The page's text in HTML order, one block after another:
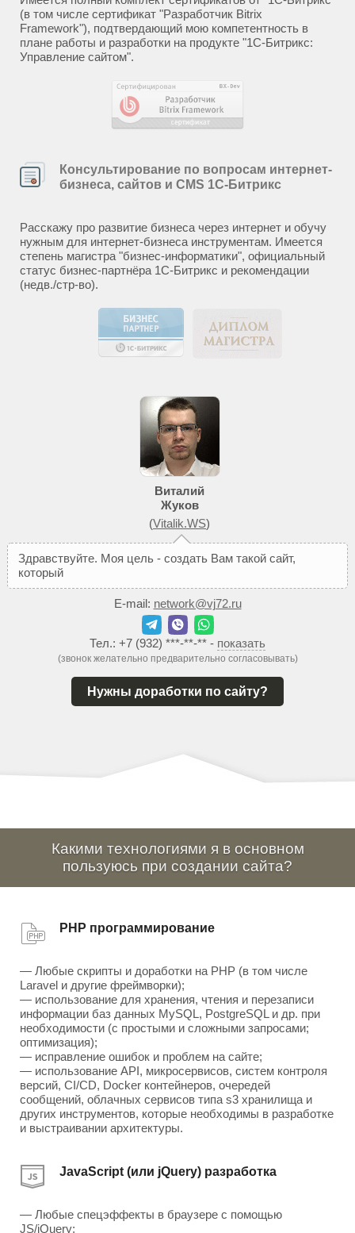
(в том числе сертификат "Разработчик Bitrix
Framework"), подтвердающий мою компетентность в
плане работы и разработки на продукте "1С-Битрикс:
Управление сайтом".
Консультирование по вопросам интернет-
бизнеса, сайтов и CMS 1С-Битрикс
Расскажу про развитие бизнеса через интернет и обучу
нужным для интернет-бизнеса инструментам. Имеется
степень магистра "бизнес-информатики", официальный
статус бизнес-партнёра 1С-Битрикс и рекомендации
(недв./стр-во).
Виталий
Жуков
(Vitalik.WS)
Здравствуйте. Моя цель - создать Вам такой сайт,
который
E-mail: network@vj72.ru
Тел.: +7 (932) ***-**-** - показать
(звонок желательно предварительно согласовывать)
Нужны доработки по сайту?
Какими технологиями я в основном
пользуюсь при создании сайта?
PHP программирование
— Любые скрипты и доработки на PHP (в том числе
Laravel и другие фреймворки);
— использование для хранения, чтения и перезаписи
информации баз данных MySQL, PostgreSQL и др. при
необходимости (с простыми и сложными запросами;
оптимизация);
— исправление ошибок и проблем на сайте;
— использование API, микросервисов, систем контроля
версий, CI/CD, Docker контейнеров, очередей
сообщений, облачных сервисов типа s3 хранилища и
других инструментов, которые необходимы в разработке
и выстраивании архитектуры.
JavaScript (или jQuery) разработка
— Любые спецэффекты в браузере с помощью
JS/jQuery;